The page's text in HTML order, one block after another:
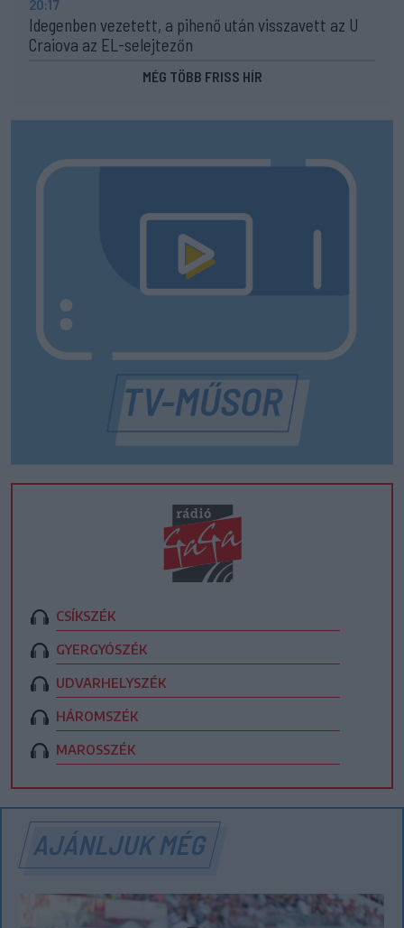
20:17
Idegenben vezetett, a pihenő után visszavett az U
Craiova az EL-selejtezőn
MÉG TÖBB FRISS HÍR
CSÍKSZÉK
GYERGYÓSZÉK
UDVARHELYSZÉK
HÁROMSZÉK
MAROSSZÉK
AJÁNLJUK MÉG